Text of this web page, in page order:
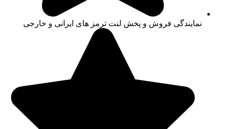
نمایندگی فروش و پخش لنت ترمز های ایرانی و خارجی